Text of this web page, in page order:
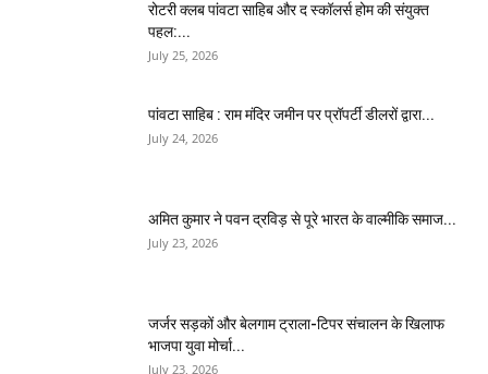
​रोटरी क्लब पांवटा साहिब और द स्कॉलर्स होम की संयुक्त
पहल:...
July 25, 2026
पांवटा साहिब : राम मंदिर जमीन पर प्रॉपर्टी डीलरों द्वारा...
July 24, 2026
अमित कुमार ने पवन द्रविड़ से पूरे भारत के वाल्मीकि समाज...
July 23, 2026
जर्जर सड़कों और बेलगाम ट्राला-टिपर संचालन के खिलाफ
भाजपा युवा मोर्चा...
July 23, 2026